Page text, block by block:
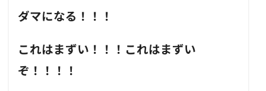
ダマになる！！！
これはまずい！！！これはまずい
ぞ！！！！